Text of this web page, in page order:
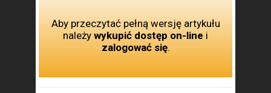
Aby przeczytać pełną wersję artykułu
należy wykupić dostęp on-line i
zalogować się.